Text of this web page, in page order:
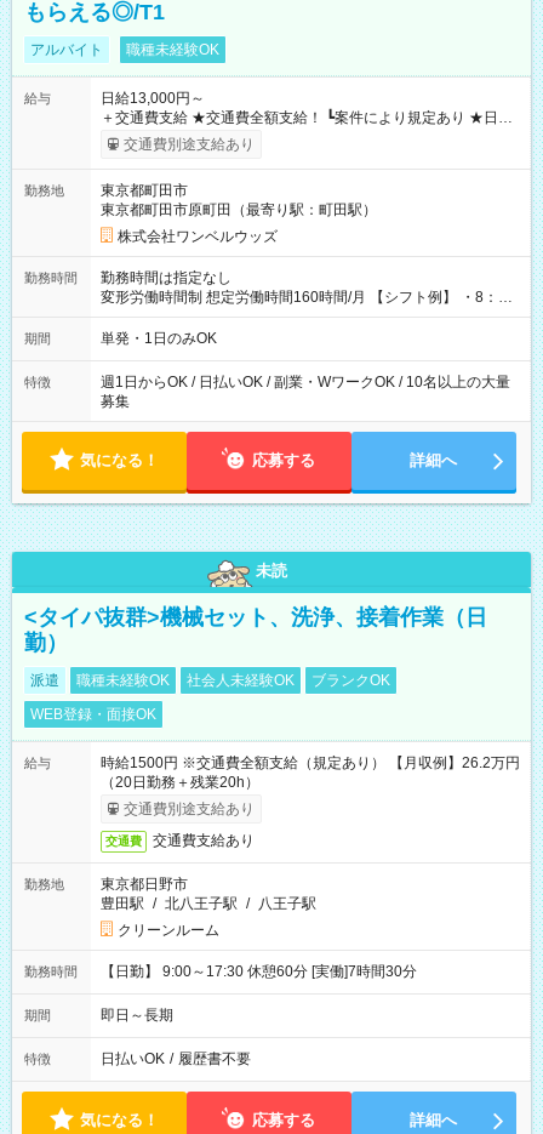
もらえる◎/T1
アルバイト 職種未経験OK
給与
日給13,000円～
＋交通費支給 ★交通費全額支給！ ┗案件により規定あり ★日払
いOK！（規定あり） ┗働いたその日に現金GET♪ お仕事後はコ
ンビニATMから 日払い分を引き落とせます！ 【試用期間】試
交通費別途支給あり
勤務地
東京都町田市
東京都町田市原町田（最寄り駅：町田駅）
株式会社ワンベルウッズ
勤務時間
勤務時間は指定なし
変形労働時間制 想定労働時間160時間/月 【シフト例】 ・8：00
～21：00
期間 単発・1日のみOK
特徴
週1日からOK / 日払いOK / 副業・WワークOK / 10名以上の大量
募集
気になる！ 応募する 詳細へ
未読
<タイパ抜群>機械セット、洗浄、接着作業（日
勤）
派遣 職種未経験OK 社会人未経験OK
ブランクOK
WEB登録・面接OK
給与
時給1500円 ※交通費全額支給（規定あり） 【月収例】26.2万円
（20日勤務＋残業20h）
交通費別途支給あり
交通費 交通費支給あり
勤務地
東京都日野市
豊田駅 / 北八王子駅 / 八王子駅
クリーンルーム
勤務時間 【日勤】 9:00～17:30 休憩60分 [実働]7時間30分
期間 即日～長期
特徴 日払いOK / 履歴書不要
気になる！ 応募する 詳細へ